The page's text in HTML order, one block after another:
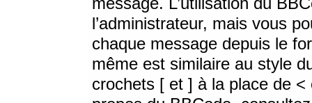
l’administrateur, mais vous
chaque message depuis le
même est similaire au style
crochets [ et ] à la place de <